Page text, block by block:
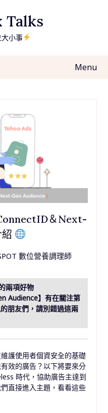
Talks
小事
Menu
＆Next-
數位營養調理師
兩項好物
Audience】有在關注第
朋友們，請別錯過這兩
護使用者個資安全的基礎
效的廣告？以下將要來分
時代，協助廣告主達到
直接進入主題，看看這些